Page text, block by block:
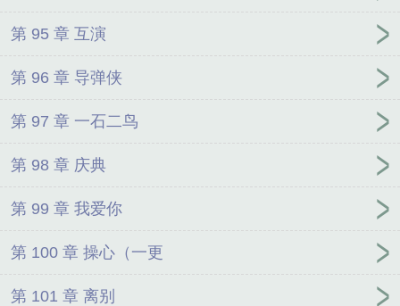
第 95 章 互演
第 96 章 导弹侠
第 97 章 一石二鸟
第 98 章 庆典
第 99 章 我爱你
第 100 章 操心（一更
第 101 章 离别